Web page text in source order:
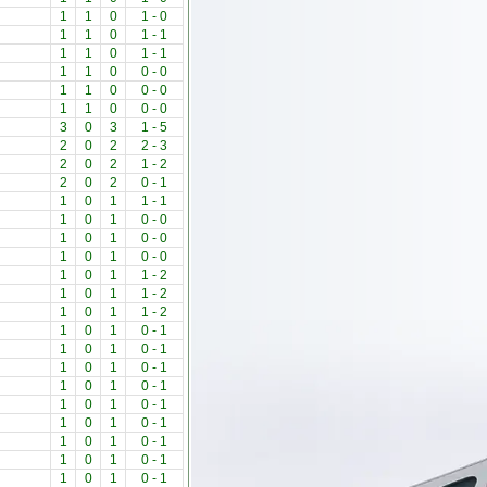
1 1 0 1 - 0
1 1 0 1 - 1
1 1 0 1 - 1
1 1 0 0 - 0
1 1 0 0 - 0
1 1 0 0 - 0
3 0 3 1 - 5
2 0 2 2 - 3
2 0 2 1 - 2
2 0 2 0 - 1
1 0 1 1 - 1
1 0 1 0 - 0
1 0 1 0 - 0
1 0 1 0 - 0
1 0 1 1 - 2
1 0 1 1 - 2
1 0 1 1 - 2
1 0 1 0 - 1
1 0 1 0 - 1
1 0 1 0 - 1
1 0 1 0 - 1
1 0 1 0 - 1
1 0 1 0 - 1
1 0 1 0 - 1
1 0 1 0 - 1
1 0 1 0 - 1